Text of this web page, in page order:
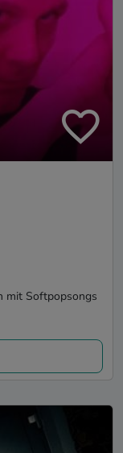
mit Softpopsongs